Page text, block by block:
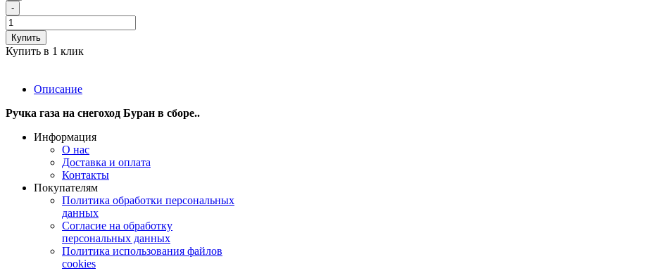
-
Купить
Купить в 1 клик
Описание
Ручка газа на снегоход Буран в сборе..
Информация
О нас
Доставка и оплата
Контакты
Покупателям
Политика обработки персональных
данных
Согласие на обработку
персональных данных
Политика использования файлов
cookies